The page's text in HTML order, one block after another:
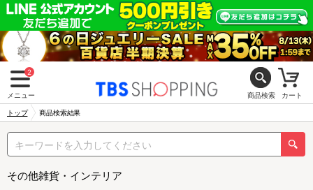
2
メニュー 商品検索 カート
トップ 商品検索結果
その他雑貨・インテリア